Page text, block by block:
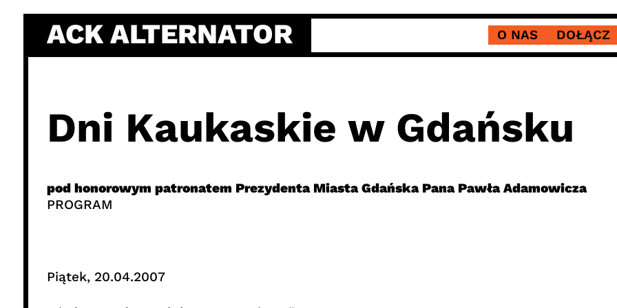
content
ACK ALTERNATOR O NAS DOŁĄCZ
Dni Kaukaskie w Gdańsku
pod honorowym patronatem Prezydenta Miasta Gdańska Pana Pawła Adamowicza
PROGRAM
Piątek, 20.04.2007